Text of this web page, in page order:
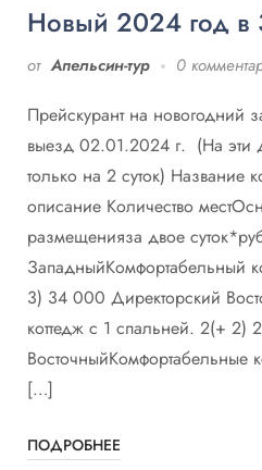
Новый 2024 год в
от Апельсин-тур 0
Прейскурант на новогодний
выезд 02.01.2024 г. (На эти
только на 2 суток) Название
описание Количество
размещенияза двое
ЗападныйКомфортабельный
3) 34 000 Директорский
коттедж с 1 спальней. 2(+
ВосточныйКомфортабельные
[…]
ПОДРОБНЕЕ